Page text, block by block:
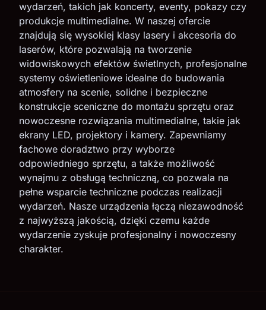
wydarzeń, takich jak koncerty, eventy, pokazy czy
produkcje multimedialne. W naszej ofercie
znajdują się wysokiej klasy lasery i akcesoria do
laserów, które pozwalają na tworzenie
widowiskowych efektów świetlnych, profesjonalne
systemy oświetleniowe idealne do budowania
atmosfery na scenie, solidne i bezpieczne
konstrukcje sceniczne do montażu sprzętu oraz
nowoczesne rozwiązania multimedialne, takie jak
ekrany LED, projektory i kamery. Zapewniamy
fachowe doradztwo przy wyborze
odpowiedniego sprzętu, a także możliwość
wynajmu z obsługą techniczną, co pozwala na
pełne wsparcie techniczne podczas realizacji
wydarzeń. Nasze urządzenia łączą niezawodność
z najwyższą jakością, dzięki czemu każde
wydarzenie zyskuje profesjonalny i nowoczesny
charakter.